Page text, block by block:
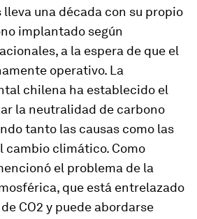
una década con su propio
implantado según
a la espera de que el
operativo. La
chilena ha establecido el
la neutralidad de carbono
tanto las causas como las
cambio climático. Como
el problema de la
que está entrelazado
CO2 y puede abordarse